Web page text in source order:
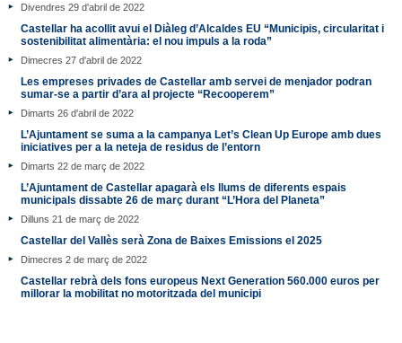
Divendres 29 d'abril de 2022
Castellar ha acollit avui el Diàleg d’Alcaldes EU “Municipis, circularitat i
sostenibilitat alimentària: el nou impuls a la roda”
Dimecres 27 d'abril de 2022
Les empreses privades de Castellar amb servei de menjador podran
sumar-se a partir d’ara al projecte “Recooperem”
Dimarts 26 d'abril de 2022
L’Ajuntament se suma a la campanya Let’s Clean Up Europe amb dues
iniciatives per a la neteja de residus de l’entorn
Dimarts 22 de març de 2022
L’Ajuntament de Castellar apagarà els llums de diferents espais
municipals dissabte 26 de març durant “L’Hora del Planeta”
Dilluns 21 de març de 2022
Castellar del Vallès serà Zona de Baixes Emissions el 2025
Dimecres 2 de març de 2022
Castellar rebrà dels fons europeus Next Generation 560.000 euros per
millorar la mobilitat no motoritzada del municipi